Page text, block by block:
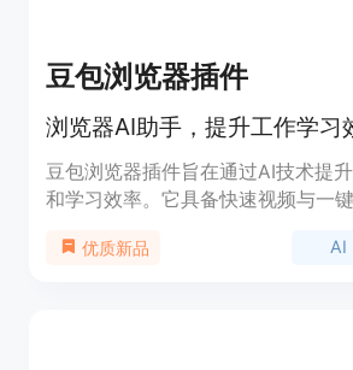
豆包浏览器插件
浏览器AI助手，提升工作学习
豆包浏览器插件旨在通过AI技术提
和学习效率。它具备快速视频与一
地方划词进行全方位AI搜索。此外
优质新品 AI